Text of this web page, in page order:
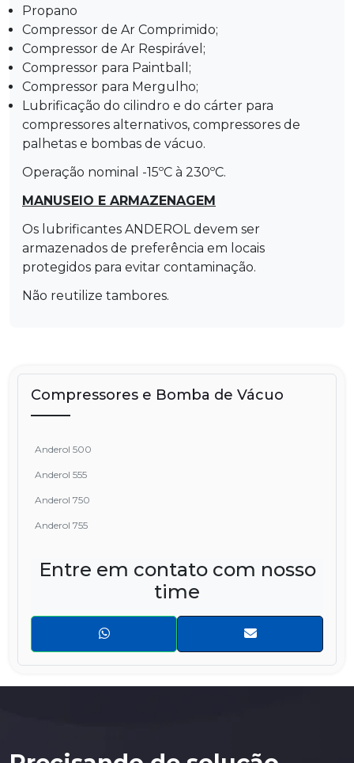
Propano
Compressor de Ar Comprimido;
Compressor de Ar Respirável;
Compressor para Paintball;
Compressor para Mergulho;
Lubrificação do cilindro e do cárter para
compressores alternativos, compressores de
palhetas e bombas de vácuo.
Operação nominal -15ºC à 230ºC.
MANUSEIO E ARMAZENAGEM
Os lubrificantes ANDEROL devem ser
armazenados de preferência em locais
protegidos para evitar contaminação.
Não reutilize tambores.
Compressores e Bomba de Vácuo
Anderol 500
Anderol 555
Anderol 750
Anderol 755
Entre em contato com nosso
time